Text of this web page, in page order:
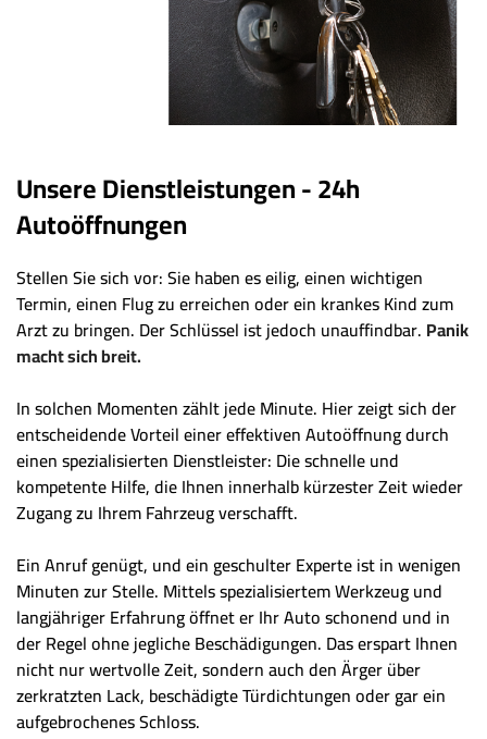
Unsere Dienstleistungen - 24h
Autoöffnungen
Stellen Sie sich vor: Sie haben es eilig, einen wichtigen
Termin, einen Flug zu erreichen oder ein krankes Kind zum
Arzt zu bringen. Der Schlüssel ist jedoch unauffindbar. Panik
macht sich breit.
In solchen Momenten zählt jede Minute. Hier zeigt sich der
entscheidende Vorteil einer effektiven Autoöffnung durch
einen spezialisierten Dienstleister: Die schnelle und
kompetente Hilfe, die Ihnen innerhalb kürzester Zeit wieder
Zugang zu Ihrem Fahrzeug verschafft.
Ein Anruf genügt, und ein geschulter Experte ist in wenigen
Minuten zur Stelle. Mittels spezialisiertem Werkzeug und
langjähriger Erfahrung öffnet er Ihr Auto schonend und in
der Regel ohne jegliche Beschädigungen. Das erspart Ihnen
nicht nur wertvolle Zeit, sondern auch den Ärger über
zerkratzten Lack, beschädigte Türdichtungen oder gar ein
aufgebrochenes Schloss.